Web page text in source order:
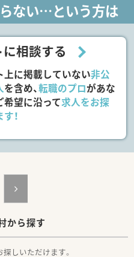
な方です。
や勉強会への参加もサポートして
可能です。
ない…という方は
相談する
上に掲載していない非公
を含め、転職のプロがあな
希望に沿って求人をお探
！
から探す
しいただけます。